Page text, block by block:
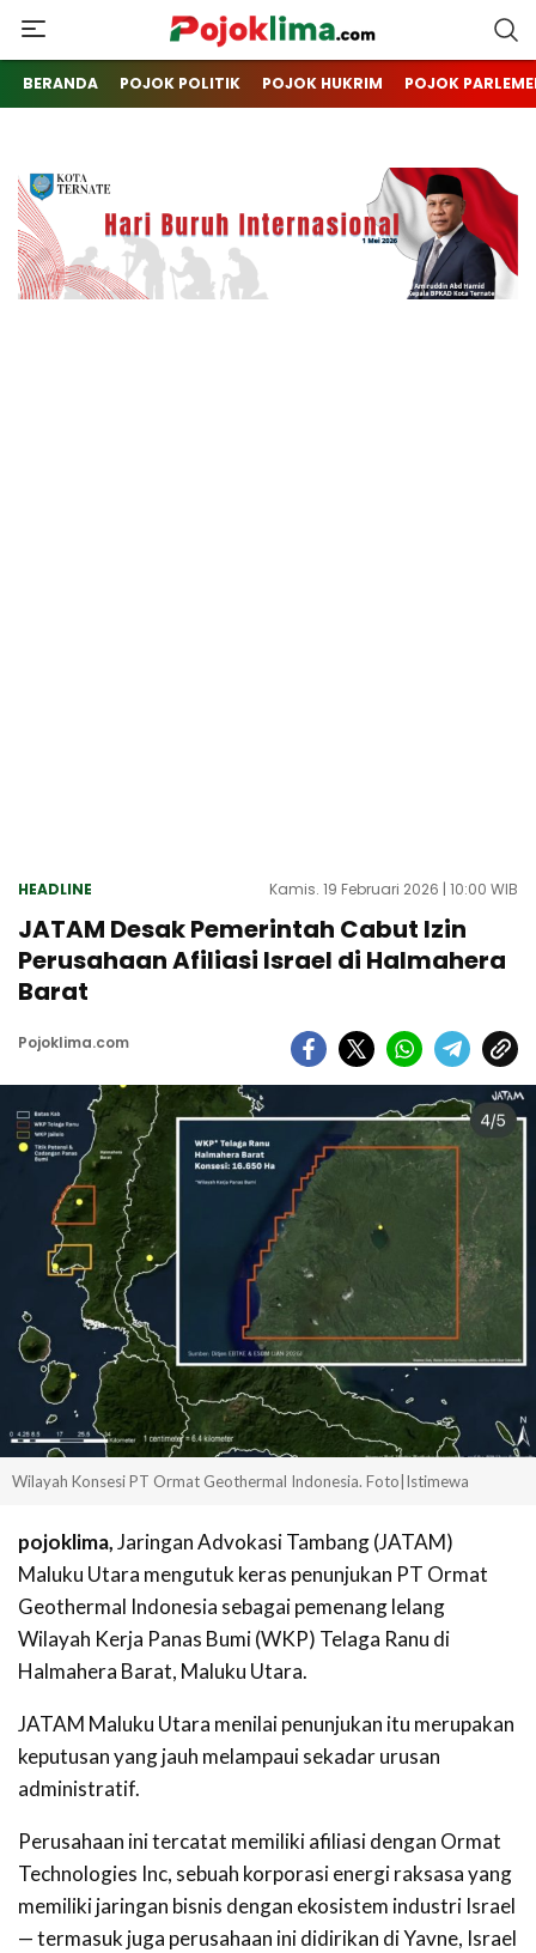
pojoklima.com
Mojokin
BERANDA POJOK POLITIK POJOK HUKRIM POJOK
HEADLINE Kamis. 19 Februari 2026 | 10:00 WIB
JATAM Desak Pemerintah Cabut Izin
Perusahaan Afiliasi Israel di Halmahera
Barat
Pojoklima.com
Wilayah Konsesi PT Ormat Geothermal Indonesia. Foto|Istimewa
pojoklima,Jaringan Advokasi Tambang (JATAM)
Maluku Utara mengutuk keras penunjukan PT Ormat
Geothermal Indonesia sebagai pemenang lelang
Wilayah Kerja Panas Bumi (WKP) Telaga Ranu di
Halmahera Barat, Maluku Utara.
JATAM Maluku Utara menilai penunjukan itu merupakan
keputusan yang jauh melampaui sekadar urusan
administratif.
Perusahaan ini tercatat memiliki afiliasi dengan Ormat
Technologies Inc, sebuah korporasi energi raksasa yang
memiliki jaringan bisnis dengan ekosistem industri Israel
— termasuk juga perusahaan ini didirikan di Yavne, Israel